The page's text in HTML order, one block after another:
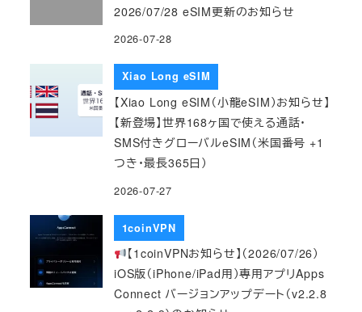
2026/07/28 eSIM更新のお知らせ
2026-07-28
Xiao Long eSIM
【Xiao Long eSIM（小龍eSIM）お知らせ】
【新登場】世界168ヶ国で使える通話・
SMS付きグローバルeSIM（米国番号 +1
つき・最長365日）
2026-07-27
1coinVPN
【1coinVPNお知らせ】（2026/07/26）
iOS版（iPhone/iPad用）専用アプリApps
Connect バージョンアップデート（v2.2.8